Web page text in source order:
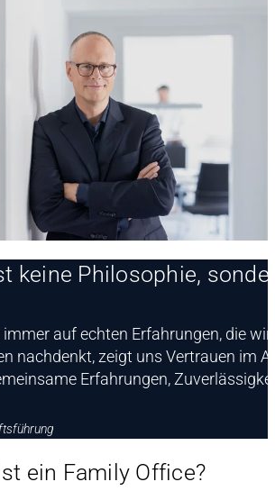
keine Philosophie,
auf echten Erfahrungen, die
nachdenkt, zeigt uns Vertrauen im
Erfahrungen,
ein Family Office?